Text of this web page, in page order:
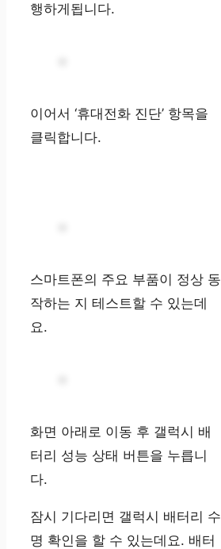
행하게됩니다.
이어서 ‘휴대전화 진단’ 항목을
클릭합니다.
스마트폰의 주요 부품이 정상 동
작하는 지 테스트할 수 있는데
요.
화면 아래로 이동 후 갤럭시 배
터리 성능 상태 버튼을 누릅니
다.
잠시 기다리면 갤럭시 배터리 수
명 확인을 할 수 있는데요. 배터